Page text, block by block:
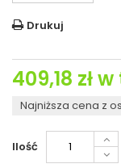
Drukuj
409,18 złw
Najniższa cena z
Ilość